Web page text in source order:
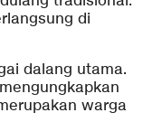
di
dalang utama.
warga